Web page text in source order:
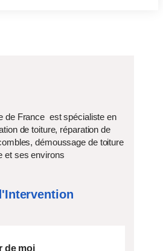
de France est spécialiste en
de toiture, réparation de
démoussage de toiture
et ses environs
de moi